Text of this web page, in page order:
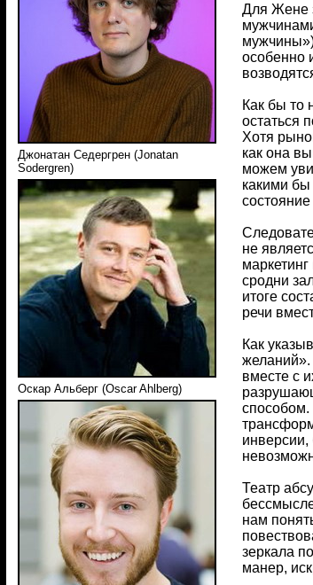
Джонатан Седергрен (Jonatan
Sodergren)
Оскар Альберг (Oscar Ahlberg)
Для Жене
особенно
Как бы то
остаться
Хотя
как она
можем
какими бы
не
сродни
итоге
речи
Как
желаний».
вместе с
инверсии,
Театр
нам
зеркала
манер,